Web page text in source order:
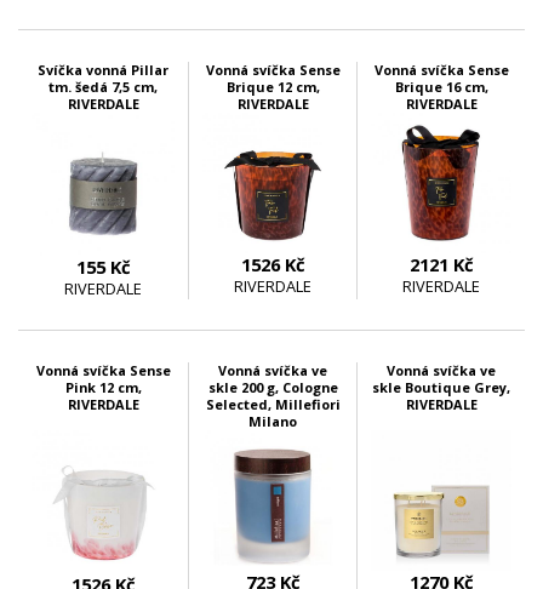
Svíčka vonná Pillar
tm. šedá 7,5 cm,
RIVERDALE
Vonná svíčka Sense
Brique 12 cm,
RIVERDALE
Vonná svíčka Sense
Brique 16 cm,
RIVERDALE
155 Kč
RIVERDALE
1526 Kč
RIVERDALE
2121 Kč
RIVERDALE
Vonná svíčka Sense
Pink 12 cm,
RIVERDALE
Vonná svíčka ve
skle 200 g, Cologne
Selected, Millefiori
Milano
Vonná svíčka ve
skle Boutique Grey,
RIVERDALE
1526 Kč 723 Kč 1270 Kč